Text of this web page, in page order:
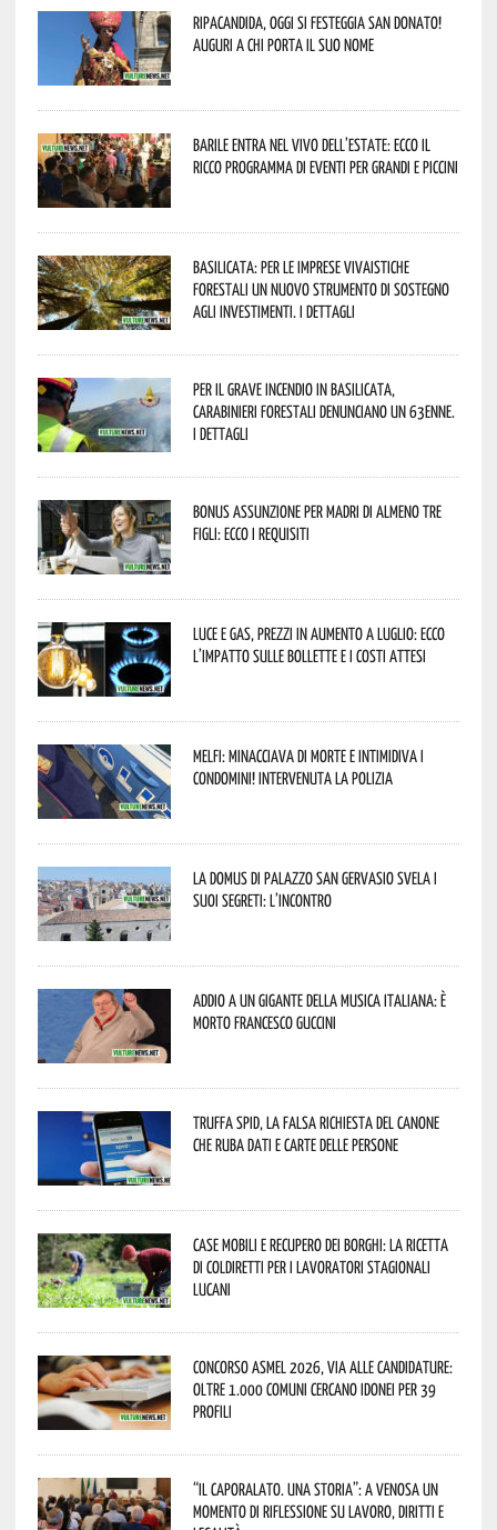
Ripacandida, oggi si festeggia San Donato!
Auguri a chi porta il suo nome
Barile entra nel vivo dell’estate: ecco il
ricco programma di eventi per grandi e piccini
Basilicata: per le imprese vivaistiche
forestali un nuovo strumento di sostegno
agli investimenti. I dettagli
Per il grave incendio in Basilicata,
Carabinieri forestali denunciano un 63enne.
I dettagli
Bonus assunzione per madri di almeno tre
figli: ecco i requisiti
Luce e gas, prezzi in aumento a luglio: ecco
l’impatto sulle bollette e i costi attesi
Melfi: minacciava di morte e intimidiva i
condomini! Intervenuta la Polizia
La Domus di Palazzo San Gervasio svela i
suoi segreti: l’incontro
Addio a un gigante della musica italiana: è
morto Francesco Guccini
Truffa Spid, la falsa richiesta del canone
che ruba dati e carte delle persone
Case mobili e recupero dei borghi: la ricetta
di Coldiretti per i lavoratori stagionali
lucani
Concorso Asmel 2026, via alle candidature:
oltre 1.000 Comuni cercano idonei per 39
profili
“Il caporalato. Una storia”: a Venosa un
momento di riflessione su lavoro, diritti e